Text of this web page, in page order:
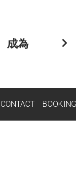
成為
CONTACT BOOKING